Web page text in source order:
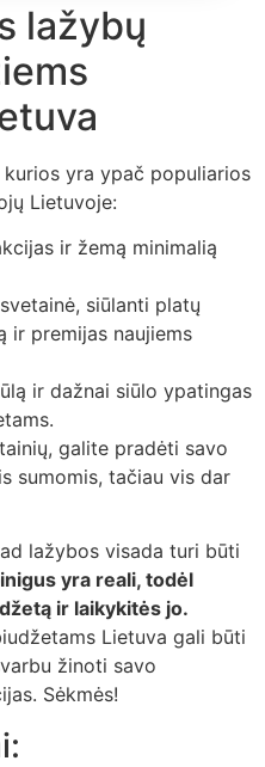
lažybų
yra ypač populiarios
Lietuvoje:
ir žemą minimalią
siūlanti platų
ir premijas naujiems
ir dažnai siūlo ypatingas
galite pradėti savo
sumomis, tačiau vis dar
lažybos visada turi būti
yra reali, todėl
ir laikykitės jo.
Lietuva gali būti
žinoti savo
Sėkmės!